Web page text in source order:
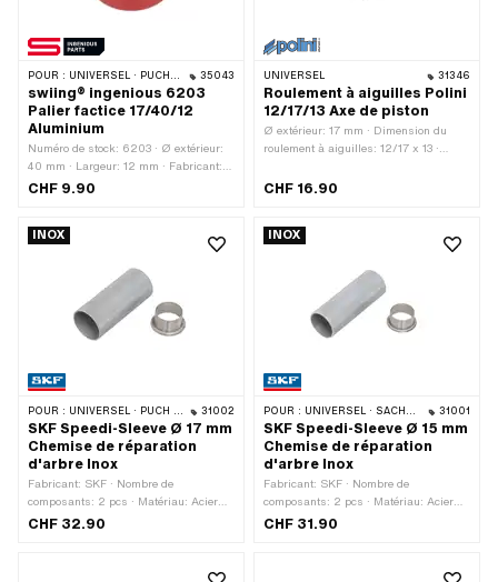
POUR : UNIVERSEL · PUCH · TOMOS · CILO 35043
swiing® ingenious 6203
Palier factice 17/40/12
Aluminium
Numéro de stock: 6203 · Ø extérieur:
40 mm · Largeur: 12 mm · Fabricant:
swiing® pièces ingénieuses ·
rainurés à billes · Ø intérieur: 17 mm ·
d'atelier · Champ d'application: Outils
CHF 9.90
UNIVERSEL 31346
Roulement à aiguilles Polini
12/17/13 Axe de piston
Ø extérieur: 17 mm · Dimension du
roulement à aiguilles: 12/17 x 13 ·
Type de palier: Douille d'aiguille · Ø
CHF 16.90
INOX
POUR : UNIVERSEL · PUCH · SACHS · PONY / CILO (BÊTA 521 & 512) · TOMOS 31002
SKF Speedi-Sleeve Ø 17 mm
Chemise de réparation
d'arbre Inox
Fabricant: SKF · Nombre de
composants: 2 pcs · Matériau: Acier
chromé (couramment appelé Nirosta)
CHF 32.90
INOX
POUR : UNIVERSEL · SACHS · PONY / CILO (BÊTA 521 & 512) · PIAGGIO 31001
SKF Speedi-Sleeve Ø 15 mm
Chemise de réparation
d'arbre Inox
Fabricant: SKF · Nombre de
composants: 2 pcs · Matériau: Acier
chromé (couramment appelé Nirosta)
CHF 31.90